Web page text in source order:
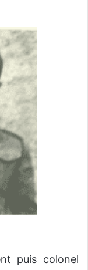
puis colonel